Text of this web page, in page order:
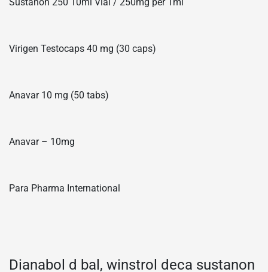
Virigen Testocaps 40 mg (30 caps)
Anavar 10 mg (50 tabs)
Anavar – 10mg
Para Pharma International
Dianabol d bal, winstrol deca sustanon